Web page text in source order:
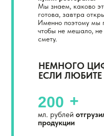
200 +
Мы знаем, каково
готова, завтра
Именно поэтому мы
чтобы не мешало,
смету.
мл. рублей
продукции
НЕМНОГО
ЕСЛИ